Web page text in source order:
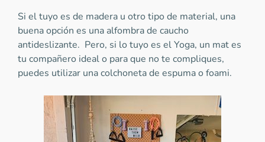
Si el tuyo es de madera u otro tipo de material, una
buena opción es una alfombra de caucho
antideslizante. Pero, si lo tuyo es el Yoga, un mat es
tu compañero ideal o para que no te compliques,
puedes utilizar una colchoneta de espuma o foami.